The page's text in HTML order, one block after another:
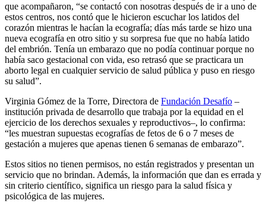
que acompañaron, “se contactó con nosotras después de ir a uno de
estos centros, nos contó que le hicieron escuchar los latidos del
corazón mientras le hacían la ecografía; días más tarde se hizo una
nueva ecografía en otro sitio y su sorpresa fue que no había latido
del embrión. Tenía un embarazo que no podía continuar porque no
había saco gestacional con vida, eso retrasó que se practicara un
aborto legal en cualquier servicio de salud pública y puso en riesgo
su salud”.
Virginia Gómez de la Torre, Directora de Fundación Desafío –
institución privada de desarrollo que trabaja por la equidad en el
ejercicio de los derechos sexuales y reproductivos–, lo confirma:
“les muestran supuestas ecografías de fetos de 6 o 7 meses de
gestación a mujeres que apenas tienen 6 semanas de embarazo”.
Estos sitios no tienen permisos, no están registrados y presentan un
servicio que no brindan. Además, la información que dan es errada y
sin criterio científico, significa un riesgo para la salud física y
psicológica de las mujeres.